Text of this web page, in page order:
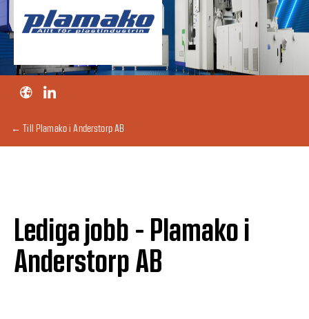
← Till Plamako i Anderstorp AB
Lediga jobb - Plamako i
Anderstorp AB